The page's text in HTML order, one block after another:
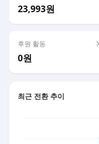
23,993원
후원 활동
0원
최근 전환 추이